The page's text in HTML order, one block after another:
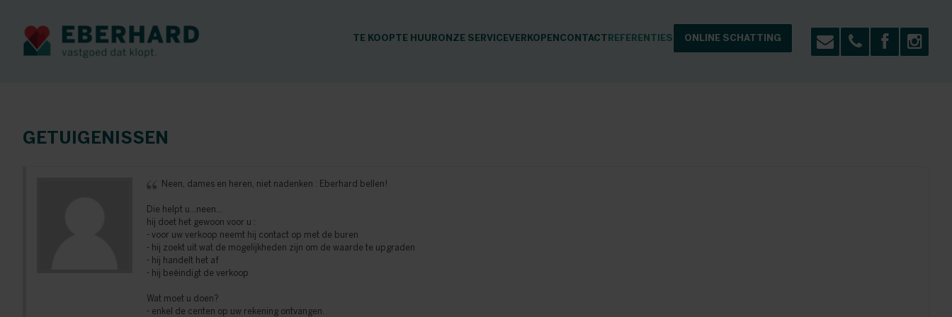
TE KOOPTE HUURONZE SERVICEVERKOPEN CONTACT REFERENTIES ONLINE SCHATTING
GETUIGENISSEN
Neen, dames en heren, niet nadenken : Eberhard bellen!
Die helpt u...neen...
hij doet het gewoon voor u :
- voor uw verkoop neemt hij contact op met de buren
- hij zoekt uit wat de mogelijkheden zijn om de waarde te upgraden
- hij handelt het af
- hij beëindigt de verkoop
Wat moet u doen?
- enkel de centen op uw rekening ontvangen.